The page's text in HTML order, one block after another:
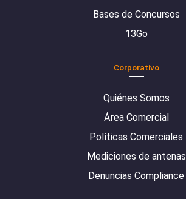
Bases de Concursos
13Go
Corporativo
Quiénes Somos
Área Comercial
Políticas Comerciales
Mediciones de antenas
Denuncias Compliance